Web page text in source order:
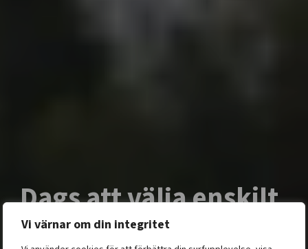
Vi värnar om din integritet
Dags att välja enskilt
avlopp?